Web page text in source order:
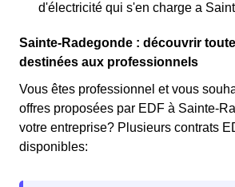
d'électricité qui s'en charge a
Sainte-Radegonde : découvrir
destinées aux professionnels
Vous êtes professionnel et vous
offres proposées par EDF à Sainte-
votre entreprise? Plusieurs contrats
disponibles: